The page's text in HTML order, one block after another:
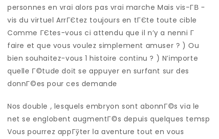
personnes en vrai alors pas vrai marche Mais vis-Г­В -
vis du virtuel ArrГЄtez toujours en tГЄte toute cible
Comme ГЄtes-vous ci attendu que il n’y a nenni Г
faire et que vous voulez simplement amuser ? ) Ou
bien souhaitez-vous 1 histoire continu ? ) N’importe
quelle Г©tude doit se appuyer en surfant sur des
donnГ©es pour ces demande
Nos double , lesquels embryon sont abonnГ©s via le
net se englobent augmentГ©s depuis quelques temsp
Vous pourrez appГўter la aventure tout en vous